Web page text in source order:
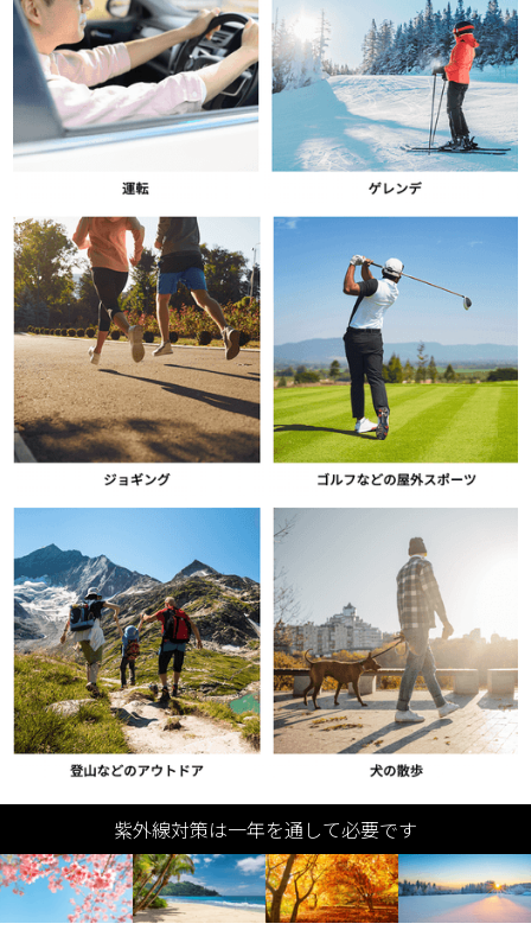
紫外線対策は一年を通して必要です